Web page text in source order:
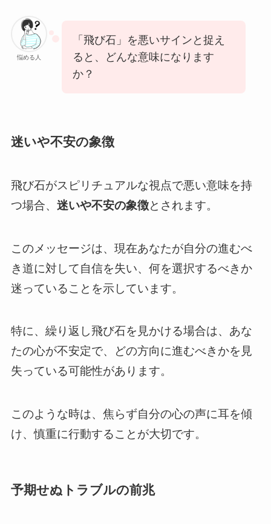
悩める人
「飛び石」を悪いサインと捉え
ると、どんな意味になります
か？
迷いや不安の象徴
飛び石がスピリチュアルな視点で悪い意味を持
つ場合、 迷いや不安の象徴とされます。
このメッセージは、現在あなたが自分の進むべ
き道に対して自信を失い、何を選択するべきか
迷っていることを示しています。
特に、繰り返し飛び石を見かける場合は、あな
たの心が不安定で、どの方向に進むべきかを見
失っている可能性があります。
このような時は、焦らず自分の心の声に耳を傾
け、慎重に行動することが大切です。
予期せぬトラブルの前兆